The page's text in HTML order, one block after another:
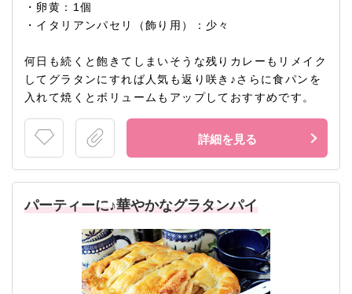
・卵黄：1個
・イタリアンパセリ（飾り用）：少々
何日も続くと飽きてしまいそうな残りカレーもリメイク
してグラタンにすれば人気も返り咲き♪さらに食パンを
入れて焼くとボリュームもアップしておすすめです。
詳細を見る
パーティーに♪華やかなグラタンパイ